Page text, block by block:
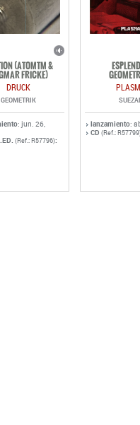
(ATOMTM &
FRICKE)
DRUCK
GEOMETRIK
: jun. 26,
(Ref.: R57796):
lanzamiento:
CD (Ref.: